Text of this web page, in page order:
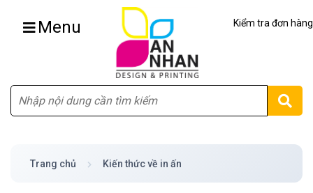
Menu Kiểm tra đơn hàng
Trang chủ Kiến thức về in ấn